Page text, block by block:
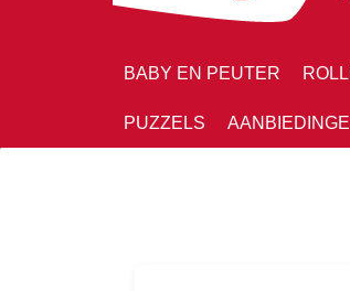
BABY EN PEUTER
PUZZELS